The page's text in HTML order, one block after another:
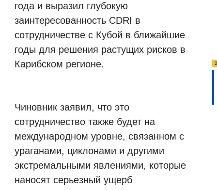
года и выразил глубокую
заинтересованность CDRI в
сотрудничестве с Кубой в ближайшие
годы для решения растущих рисков в
Карибском регионе.
Чиновник заявил, что это
сотрудничество также будет на
международном уровне, связанном с
ураганами, циклонами и другими
экстремальными явлениями, которые
наносят серьезный ущерб